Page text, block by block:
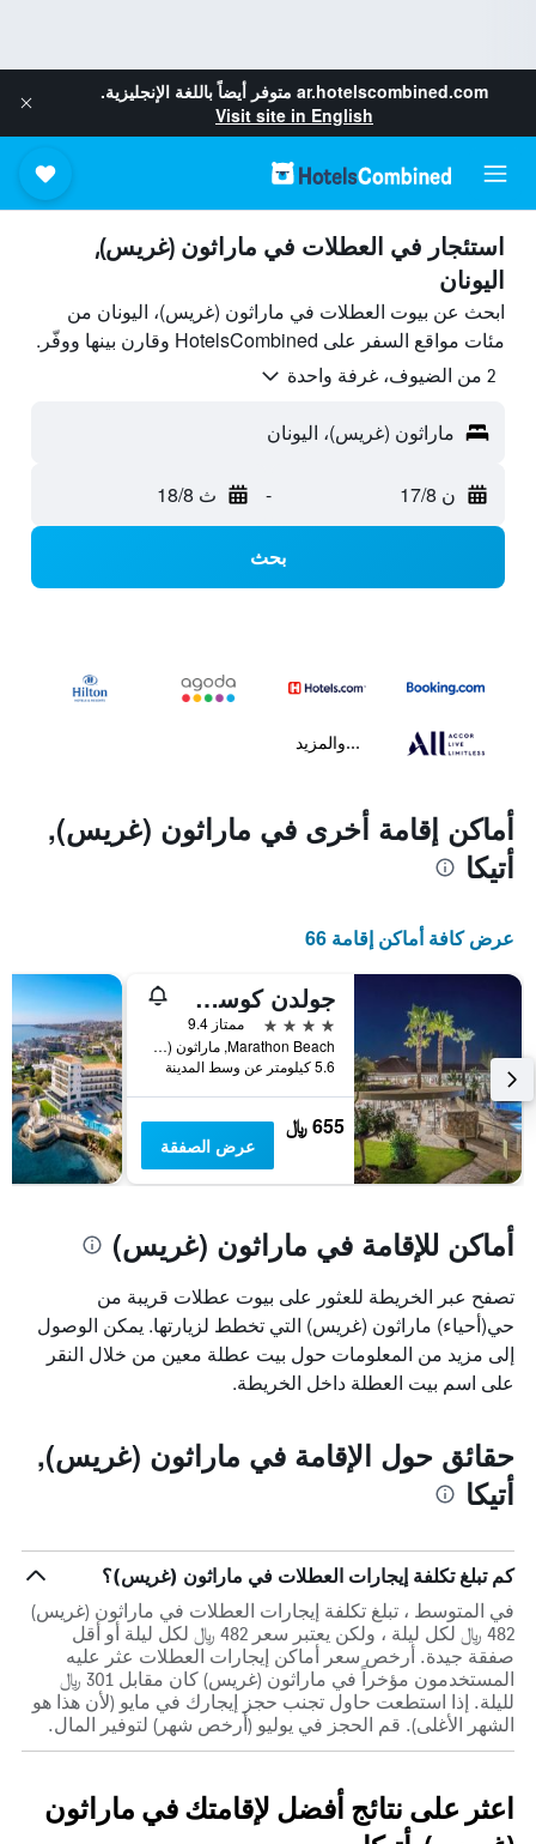
ar.hotelscombined.com متوفر أيضاً باللغة الإنجليزية.
Visit site in English
استئجار في العطلات في ماراثون (غريس),
اليونان
ابحث عن بيوت العطلات في ماراثون (غريس)، اليونان من
مئات مواقع السفر على HotelsCombined وقارن بينها ووفّر.
2 من الضيوف، غرفة واحدة
ماراثون (غريس)، اليونان
ن 17/8 - ث 18/8
بحث
...والمزيد
أماكن إقامة أخرى في ماراثون (غريس),
أتيكا
عرض كافة أماكن إقامة 66
جولدن كوست هوتل آند بنجالوز - شامامل جميع الخدمات
4 نجوم
ممتاز 9.4
Marathon Beach, ماراثون (غريس), اليونان
5.6 كيلومتر عن وسط المدينة
655 ﷼
عرض الصفقة
أماكن للإقامة في ماراثون (غريس)
تصفح عبر الخريطة للعثور على بيوت عطلات قريبة من
حي(أحياء) ماراثون (غريس) التي تخطط لزيارتها. يمكن الوصول
إلى مزيد من المعلومات حول بيت عطلة معين من خلال النقر
على اسم بيت العطلة داخل الخريطة.
حقائق حول الإقامة في ماراثون (غريس),
أتيكا
كم تبلغ تكلفة إيجارات العطلات في ماراثون (غريس)؟
في المتوسط ، تبلغ تكلفة إيجارات العطلات في ماراثون (غريس)
482 ﷼ لكل ليلة ، ولكن يعتبر سعر 482 ﷼ لكل ليلة أو أقل
صفقة جيدة. أرخص سعر أماكن إيجارات العطلات عثر عليه
المستخدمون مؤخراً في ماراثون (غريس) كان مقابل 301 ﷼
لليلة. إذا استطعت حاول تجنب حجز إيجارك في مايو (لأن هذا هو
الشهر الأغلى). قم الحجز في يوليو (أرخص شهر) لتوفير المال.
اعثر على نتائج أفضل لإقامتك في ماراثون